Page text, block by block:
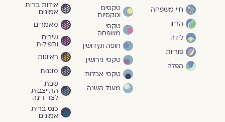
חיי משפחה
הריון
לידה
פוריות
הפלה
טקסים
וטקסיות
טקסי
משפחה
חופה וקידושין
טקסי גירושין
טקסי אבלות
מעגל השנה
אודות ברית
אמונים
מאמרים
שירים
ותפילות
ראיונות
מוגנוּת
שבת
התייצבות
לצד דינה
כנס ברית
אמונים